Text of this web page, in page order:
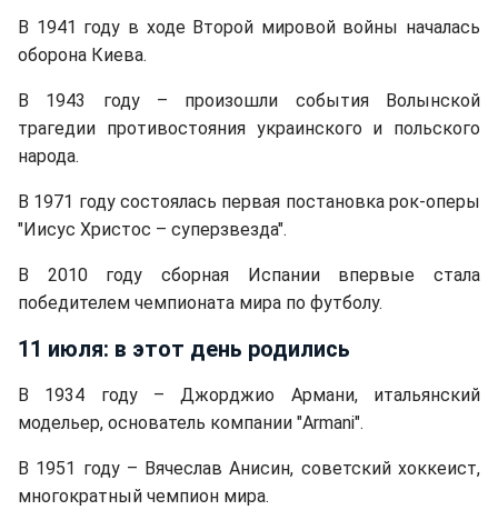
В 1941 году в ходе Второй мировой войны началась
оборона Киева.
В 1943 году – произошли события Волынской
трагедии противостояния украинского и польского
народа.
В 1971 году состоялась первая постановка рок-оперы
"Иисус Христос – суперзвезда".
В 2010 году сборная Испании впервые стала
победителем чемпионата мира по футболу.
11 июля: в этот день родились
В 1934 году – Джорджио Армани, итальянский
модельер, основатель компании "Armani".
В 1951 году – Вячеслав Анисин, советский хоккеист,
многократный чемпион мира.